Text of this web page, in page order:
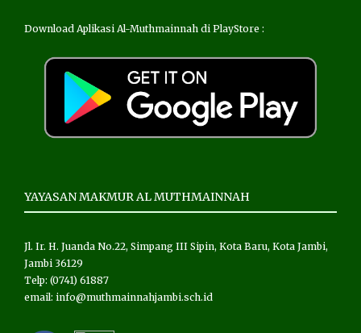
Download Aplikasi Al-Muthmainnah di PlayStore :
YAYASAN MAKMUR AL MUTHMAINNAH
Jl. Ir. H. Juanda No.22, Simpang III Sipin, Kota Baru, Kota Jambi,
Jambi 36129
Telp: (0741) 61887
email: info@muthmainnahjambi.sch.id